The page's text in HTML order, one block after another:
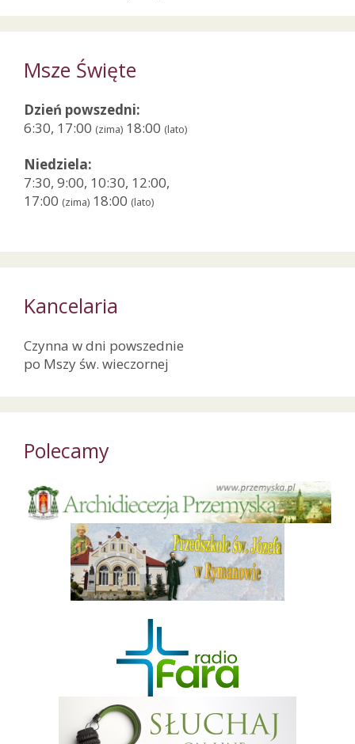
Msze Święte
Dzień powszedni:
6:30, 17:00 (zima) 18:00 (lato)
Niedziela:
7:30, 9:00, 10:30, 12:00,
17:00 (zima) 18:00 (lato)
Kancelaria
Czynna w dni powszednie
po Mszy św. wieczornej
Polecamy